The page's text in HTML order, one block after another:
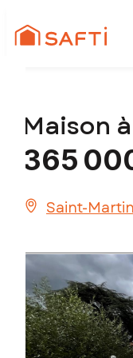
Maison
365
Saint-